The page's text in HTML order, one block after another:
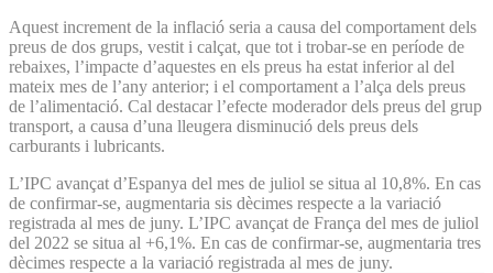
Aquest increment de la inflació seria a causa del comportament dels
preus de dos grups, vestit i calçat, que tot i trobar-se en període de
rebaixes, l’impacte d’aquestes en els preus ha estat inferior al del
mateix mes de l’any anterior; i el comportament a l’alça dels preus
de l’alimentació. Cal destacar l’efecte moderador dels preus del grup
transport, a causa d’una lleugera disminució dels preus dels
carburants i lubricants.
L’IPC avançat d’Espanya del mes de juliol se situa al 10,8%. En cas
de confirmar-se, augmentaria sis dècimes respecte a la variació
registrada al mes de juny. L’IPC avançat de França del mes de juliol
del 2022 se situa al +6,1%. En cas de confirmar-se, augmentaria tres
dècimes respecte a la variació registrada al mes de juny.